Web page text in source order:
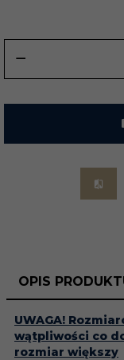
OPIS
UWAGA!
wątpliwości co
rozmiar większy